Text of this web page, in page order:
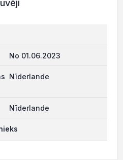
No 01.06.2023
Nīderlande
Nīderlande